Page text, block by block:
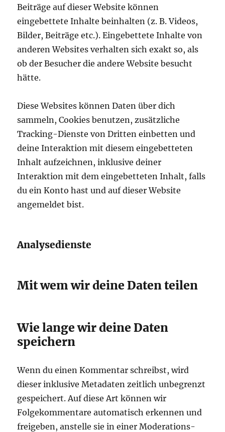
Beiträge auf dieser Website können
eingebettete Inhalte beinhalten (z. B. Videos,
Bilder, Beiträge etc.). Eingebettete Inhalte von
anderen Websites verhalten sich exakt so, als
ob der Besucher die andere Website besucht
hätte.
Diese Websites können Daten über dich
sammeln, Cookies benutzen, zusätzliche
Tracking-Dienste von Dritten einbetten und
deine Interaktion mit diesem eingebetteten
Inhalt aufzeichnen, inklusive deiner
Interaktion mit dem eingebetteten Inhalt, falls
du ein Konto hast und auf dieser Website
angemeldet bist.
Analysedienste
Mit wem wir deine Daten teilen
Wie lange wir deine Daten
speichern
Wenn du einen Kommentar schreibst, wird
dieser inklusive Metadaten zeitlich unbegrenzt
gespeichert. Auf diese Art können wir
Folgekommentare automatisch erkennen und
freigeben, anstelle sie in einer Moderations-